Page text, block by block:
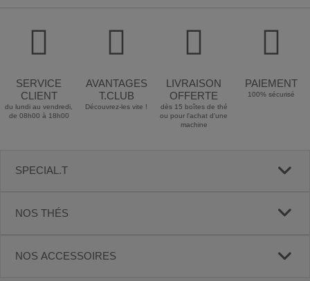
SERVICE
CLIENT
du lundi au vendredi,
de 08h00 à 18h00
AVANTAGES
T.CLUB
Découvrez-les vite !
LIVRAISON
OFFERTE
dès 15 boîtes de thé
ou pour l'achat d'une
machine
PAIEMENT
100% sécurisé
SPECIAL.T
NOS THÉS
NOS ACCESSOIRES